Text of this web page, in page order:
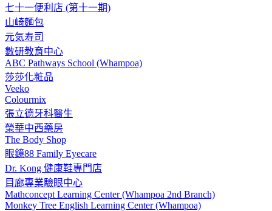
七十一便利店 (第十一期)
山崎麵包
元気寿司
數研教育中心
ABC Pathways School (Whampoa)
莎莎化粧品
Veeko
Colourmix
張立德牙科醫生
榮華中西藥房
The Body Shop
眼鏡88 Family Eyecare
Dr. Kong 健康鞋專門店
目廊專業驗眼中心
Mathconcept Learning Center (Whampoa 2nd Branch)
Monkey Tree English Learning Center (Whampoa)